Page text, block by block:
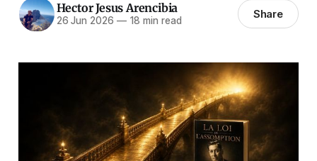
Hector Jesus Arencibia
26 Jun 2026 —18 min read Share